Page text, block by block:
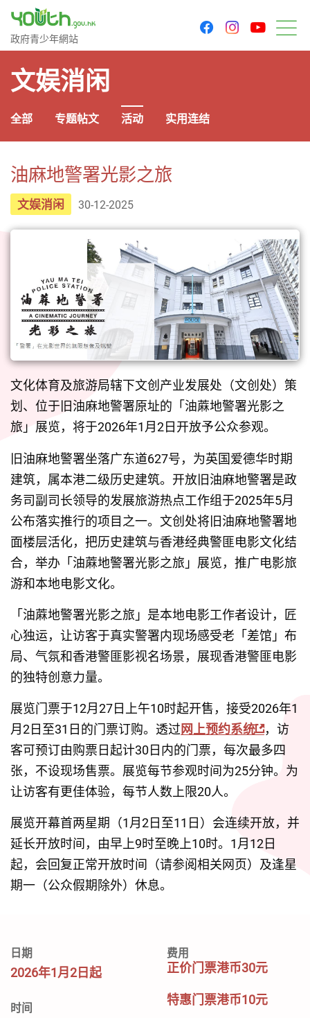
政府青少年网站
政府青少年網站
facebookinstagram
文娱消闲
全部 专题帖文 活动 实用连结
油麻地警署光影之旅
文娱消闲 30-12-2025
文化体育及旅游局辖下文创产业发展处（文创处）策
划、位于旧油麻地警署原址的「油蔴地警署光影之
旅」展览，将于2026年1月2日开放予公众参观。
旧油麻地警署坐落广东道627号，为英国爱德华时期
建筑，属本港二级历史建筑。开放旧油麻地警署是政
务司副司长领导的发展旅游热点工作组于2025年5月
公布落实推行的项目之一。文创处将旧油麻地警署地
面楼层活化，把历史建筑与香港经典警匪电影文化结
合，举办「油蔴地警署光影之旅」展览，推广电影旅
游和本地电影文化。
「油蔴地警署光影之旅」是本地电影工作者设计，匠
心独运，让访客于真实警署内现场感受老「差馆」布
局、气氛和香港警匪影视名场景，展现香港警匪电影
的独特创意力量。
展览门票于12月27日上午10时起开售，接受2026年1
月2日至31日的门票订购。透过网上预约系统 ，访
客可预订由购票日起计30日内的门票，每次最多四
张，不设现场售票。展览每节参观时间为25分钟。为
让访客有更佳体验，每节人数上限20人。
展览开幕首两星期（1月2日至11日）会连续开放，并
延长开放时间，由早上9时至晚上10时。1月12日
起，会回复正常开放时间（请参阅相关网页）及逢星
期一（公众假期除外）休息。
日期
2026年1月2日起
时间
费用
正价门票港币30元
特惠门票港币10元